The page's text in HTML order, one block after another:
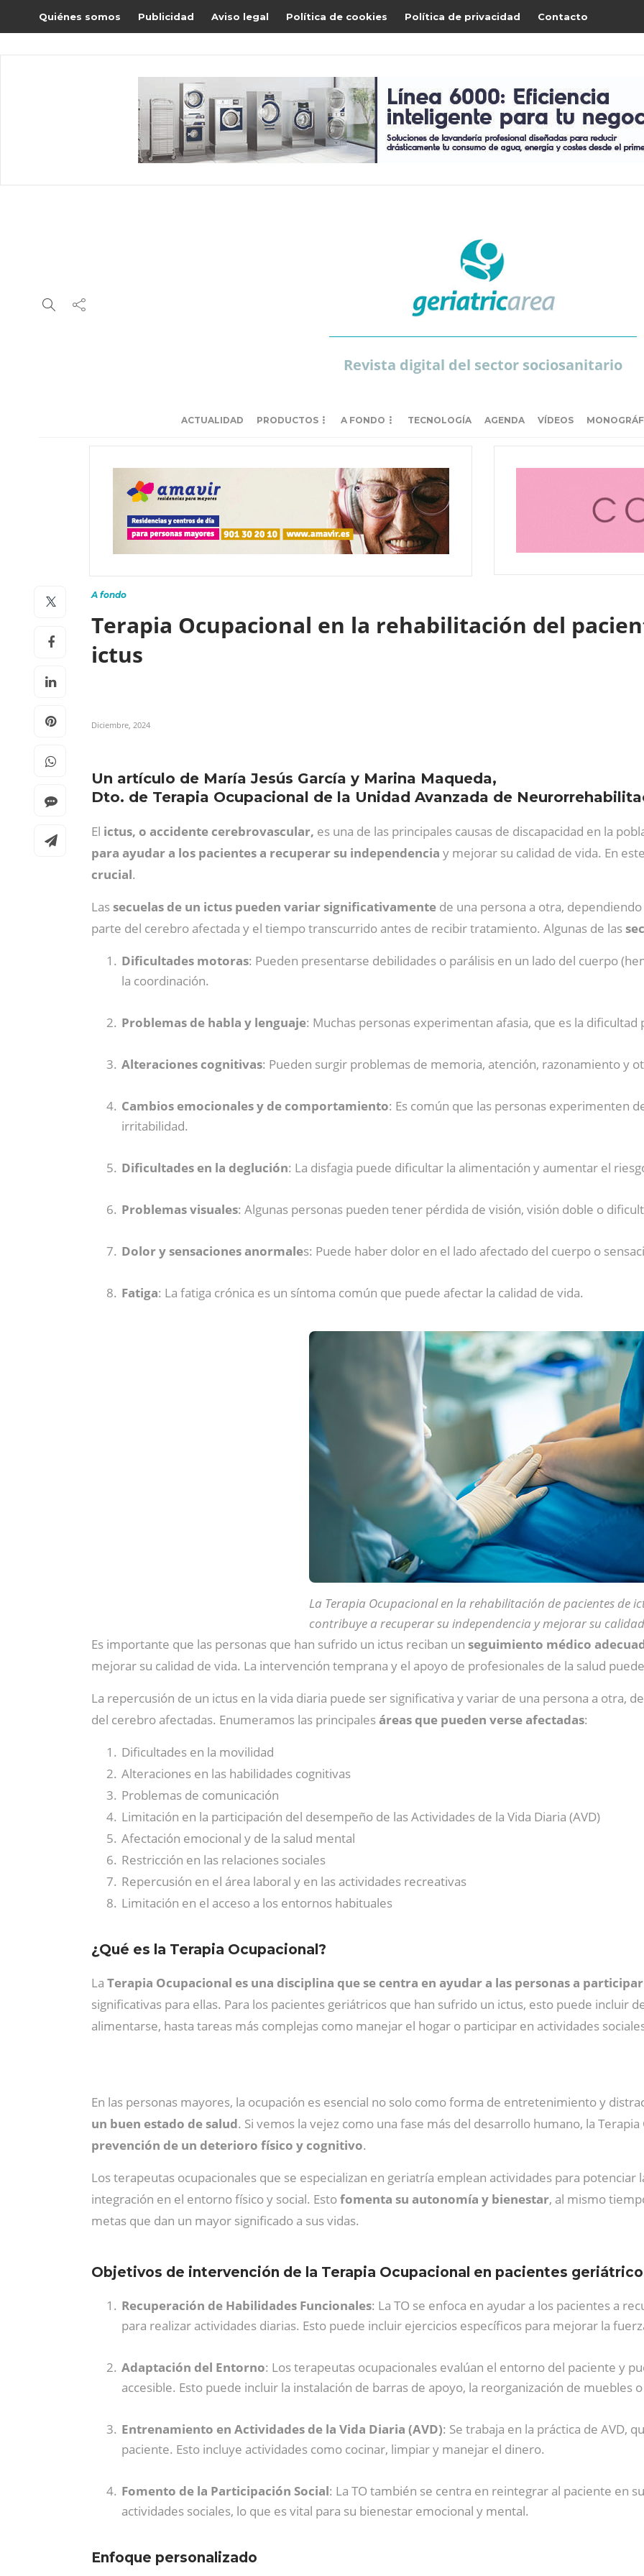
Quiénes somos Publicidad Aviso legal Política de cookies Política de privacidad Contacto
Revista digital del sector sociosanitario
ACTUALIDAD PRODUCTOS A FONDO TECNOLOGÍA AGENDA VÍDEOS
A fondo
Terapia Ocupacional en la rehabilitación del
ictus
Diciembre, 2024
Un artículo de María Jesús García y Marina Maqueda,
Dto. de Terapia Ocupacional de la Unidad Avanzada de
El ictus, o accidente cerebrovascular, es una de las principales causas de discapacidad en la
para ayudar a los pacientes a recuperar su independencia y mejorar su calidad de vida. En
crucial.
Lassecuelas de un ictus pueden variar significativamente de una persona a otra,
parte del cerebro afectada y el tiempo transcurrido antes de recibir tratamiento. Algunas de las
Dificultades motoras: Pueden presentarse debilidades o parálisis en un lado del cuerpo
la coordinación.
Problemas de habla y lenguaje: Muchas personas experimentan afasia, que es la
Alteraciones cognitivas: Pueden surgir problemas de memoria, atención, razonamiento y
Cambios emocionales y de comportamiento: Es común que las personas experimenten
irritabilidad.
Dificultades en la deglución: La disfagia puede dificultar la alimentación y aumentar el
Problemas visuales: Algunas personas pueden tener pérdida de visión, visión doble o
Dolor y sensaciones anormales: Puede haber dolor en el lado afectado del cuerpo o
Fatiga: La fatiga crónica es un síntoma común que puede afectar la calidad de vida.
La Terapia Ocupacional en la rehabilitación de pacientes de
contribuye a recuperar su independencia y mejorar su
Es importante que las personas que han sufrido un ictus reciban un seguimiento médico
mejorar su calidad de vida. La intervención temprana y el apoyo de profesionales de la salud
La repercusión de un ictus en la vida diaria puede ser significativa y variar de una persona a otra,
del cerebro afectadas. Enumeramos las principalesáreas que pueden verse afectadas:
Dificultades en la movilidad
Alteraciones en las habilidades cognitivas
Problemas de comunicación
Limitación en la participación del desempeño de las Actividades de la Vida Diaria (AVD)
Afectación emocional y de la salud mental
Restricción en las relaciones sociales
Repercusión en el área laboral y en las actividades recreativas
Limitación en el acceso a los entornos habituales
¿Qué es la Terapia Ocupacional?
La Terapia Ocupacional es una disciplina que se centra en ayudar a las personas a
significativas para ellas. Para los pacientes geriátricos que han sufrido un ictus, esto puede incluir
alimentarse, hasta tareas más complejas como manejar el hogar o participar en actividades
En las personas mayores, la ocupación es esencial no solo como forma de entretenimiento y
un buen estado de salud. Si vemos la vejez como una fase más del desarrollo humano, la
prevención de un deterioro físico y cognitivo.
Los terapeutas ocupacionales que se especializan en geriatría emplean actividades para potenciar
integración en el entorno físico y social. Estofomenta su autonomía y bienestar, al mismo
metas que dan un mayor significado a sus vidas.
Objetivos de intervención de la Terapia Ocupacional en pacientes
Recuperación de Habilidades Funcionales: La TO se enfoca en ayudar a los pacientes a
para realizar actividades diarias. Esto puede incluir ejercicios específicos para mejorar la
Adaptación del Entorno: Los terapeutas ocupacionales evalúan el entorno del paciente y
accesible. Esto puede incluir la instalación de barras de apoyo, la reorganización de muebles
Entrenamiento en Actividades de la Vida Diaria (AVD): Se trabaja en la práctica de AVD,
paciente. Esto incluye actividades como cocinar, limpiar y manejar el dinero.
Fomento de la Participación Social: La TO también se centra en reintegrar al paciente en
actividades sociales, lo que es vital para su bienestar emocional y mental.
Enfoque personalizado